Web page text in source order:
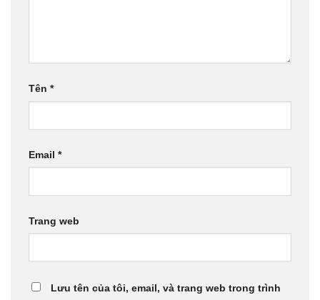
Tên *
Email *
Trang web
Lưu tên của tôi, email, và trang web trong trình